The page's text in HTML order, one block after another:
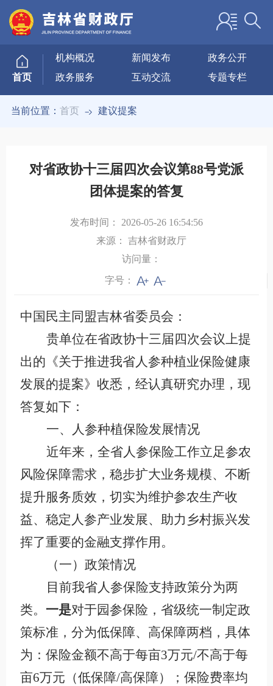
首页
机构概况 新闻发布
政务公开
政务服务
互动交流 专题专栏
当前位置：首页 建议提案
对省政协十三届四次会议第88号党派
团体提案的答复
发布时间： 2026-05-26 16:54:56
来源：
吉林省财政厅
访问量：
字号：
中国民主同盟吉林省委员会：
贵单位在省政协十三届四次会议上提
出的《关于推进我省人参种植业保险健康
发展的提案》收悉，经认真研究办理，现
答复如下：
一、人参种植保险发展情况
近年来，全省人参保险工作立足参农
风险保障需求，稳步扩大业务规模、不断
提升服务质效，切实为维护参农生产收
益、稳定人参产业发展、助力乡村振兴发
挥了重要的金融支撑作用。
（一）政策情况
目前我省人参保险支持政策分为两
类。 一是对于园参保险，省级统一制定政
策标准，分为低保障、高保障两档，具体
为：保险金额不高于每亩3万元/不高于每
亩6万元（低保障/高保障）；保险费率均